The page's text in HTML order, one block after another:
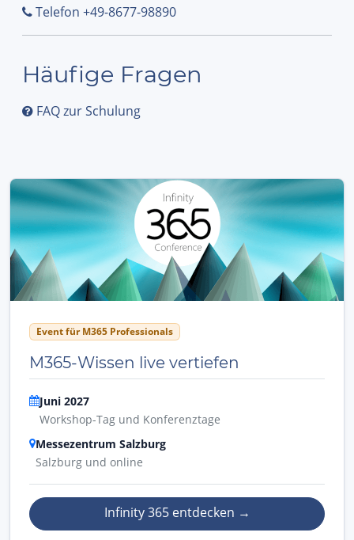
Telefon +49-8677-98890
Häufige Fragen
FAQ zur Schulung
Event für M365 Professionals
M365-Wissen live vertiefen
Juni 2027
Workshop-Tag und Konferenztage
Messezentrum Salzburg
Salzburg und online
Infinity 365 entdecken →